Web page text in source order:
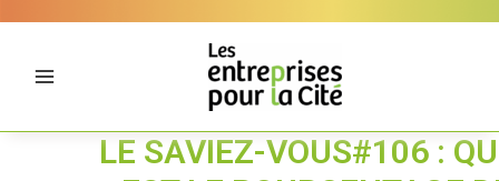
LE SAVIEZ-VOUS#106 :